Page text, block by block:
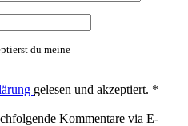
du meine
gelesen und akzeptiert. *
Kommentare via E-